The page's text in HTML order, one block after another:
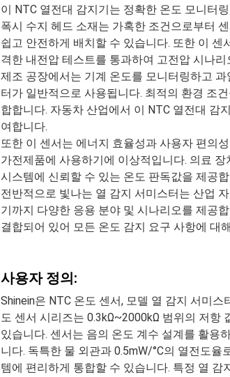
이 NTC 열전대 감지기는 정확한 온도 모니터
폭시 수지 헤드 소재는 가혹한 조건으로부터
쉽고 안전하게 배치할 수 있습니다. 또한 이 센
격한 내전압 테스트를 통과하여 고전압 시나
제조 공장에서는 기계 온도를 모니터링하고
터가 일반적으로 사용됩니다. 최적의 환경 조
합합니다. 자동차 산업에서 이 NTC 열전대 감
여합니다.
또한 이 센서는 에너지 효율성과 사용자 편의
가전제품에 사용하기에 이상적입니다. 의료
시스템에 신뢰할 수 있는 온도 판독값을 제공
전반적으로 빛나는 열 감지 서미스터는 산업
기까지 다양한 응용 분야 및 시나리오를 제공
결합되어 있어 모든 온도 감지 요구 사항에 대
사용자 정의:
Shinein은 NTC 온도 센서, 모델 열 감지 서미
도 센서 시리즈는 0.3kΩ~2000kΩ 범위의 저항
있습니다. 센서는 음의 온도 계수 설계를 활용
니다. 독특한 물 외관과 0.5mW/°C의 열전도
템에 편리하게 통합할 수 있습니다. 특정 열